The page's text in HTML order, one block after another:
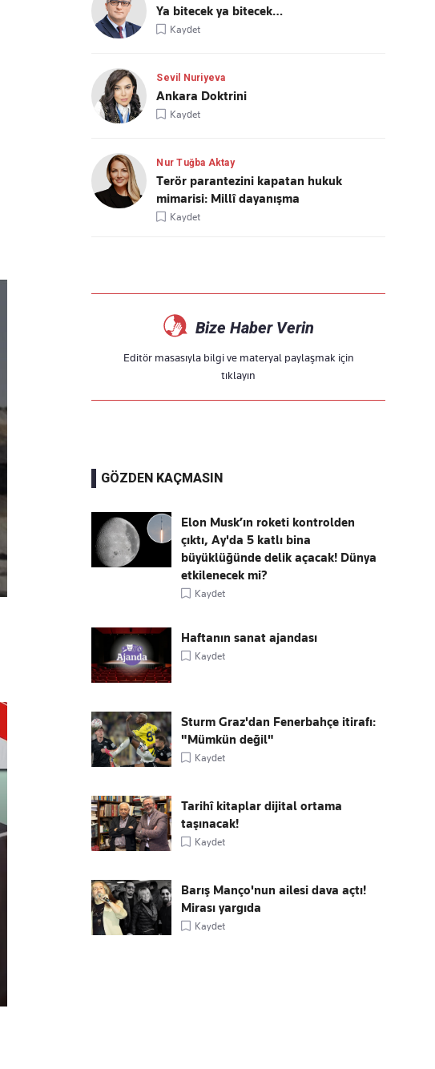
Ya bitecek ya bitecek…
Kaydet
Sevil Nuriyeva
Ankara Doktrini
Kaydet
Nur Tuğba Aktay
Terör parantezini kapatan hukuk
mimarisi: Millî dayanışma
Kaydet
Bize Haber Verin
Editör masasıyla bilgi ve materyal paylaşmak için
tıklayın
GÖZDEN KAÇMASIN
Elon Musk’ın roketi kontrolden
çıktı, Ay'da 5 katlı bina
büyüklüğünde delik açacak! Dünya
etkilenecek mi?
Kaydet
Haftanın sanat ajandası
Kaydet
Sturm Graz'dan Fenerbahçe itirafı:
"Mümkün değil"
Kaydet
Tarihî kitaplar dijital ortama
taşınacak!
Kaydet
Barış Manço'nun ailesi dava açtı!
Mirası yargıda
Kaydet